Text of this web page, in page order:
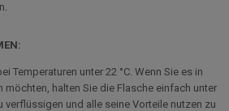
Temperaturen unter 22 °C. Wenn Sie es in
möchten, halten Sie die Flasche einfach unter
verflüssigen und alle seine Vorteile nutzen zu